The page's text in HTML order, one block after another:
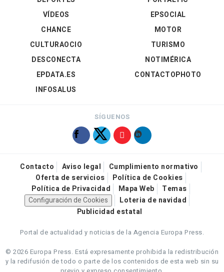
VÍDEOS
EPSOCIAL
CHANCE
CULTURAOCIO
DESCONECTA
EPDATA.ES
INFOSALUS
MOTOR
TURISMO
NOTIMÉRICA
CONTACTOPHOTO
SÍGUENOS
Contacto Aviso legal
Cumplimiento normativo
Oferta de servicios
Política de Cookies
Política de Privacidad
Mapa Web
Temas
Configuración de Cookies
Loteria de navidad
Publicidad estatal
Portal de actualidad y noticias de la Agencia Europa Press.
© 2026 Europa Press. Está expresamente prohibida la redistribución
y la redifusión de todo o parte de los contenidos de esta web sin su